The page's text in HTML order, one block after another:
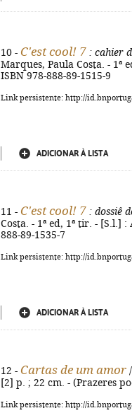
10 - C'est cool! 7 : cahier
Marques, Paula Costa. - 1ª
ISBN 978-888-89-1515-9
Link persistente: http://
ADICIONAR À LISTA
11 - C'est cool! 7 : dossiê
Costa. - 1ª ed, 1ª tir. - [S.l.]
888-89-1535-7
Link persistente: http://
ADICIONAR À LISTA
12 - Cartas de um amor
[2] p. ; 22 cm. - (Prazeres
Link persistente: http://